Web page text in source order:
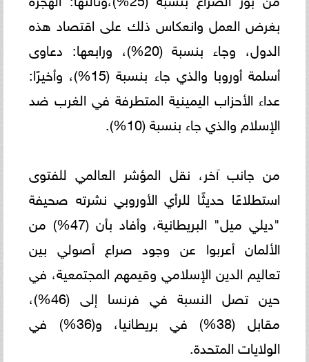
بغرض العمل وانعكاس ذلك على اقتصاد هذه
الدول، وجاء بنسبة (20%)، ورابعها: دعاوى
أسلمة أوروبا والذي جاء بنسبة (15%)، وأخيرًا:
عداء الأحزاب اليمينية المتطرفة في الغرب ضد
الإسلام والذي جاء بنسبة (10%).
من جانب آخر، نقل المؤشر العالمي للفتوى
استطلاعًا حديثًا للرأي الأوروبي نشرته صحيفة
"ديلي ميل" البريطانية، وأفاد بأن (47%) من
الألمان أعربوا عن وجود صراع أصولي بين
تعاليم الدين الإسلامي وقيمهم المجتمعية، في
حين تصل النسبة في فرنسا إلى (46%)،
مقابل (38%) في بريطانيا، و(36%) في
الولايات المتحدة.